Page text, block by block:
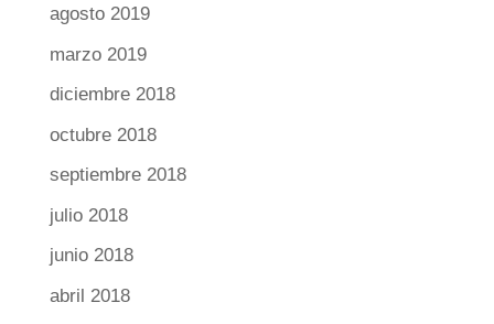
agosto 2019
marzo 2019
diciembre 2018
octubre 2018
septiembre 2018
julio 2018
junio 2018
abril 2018